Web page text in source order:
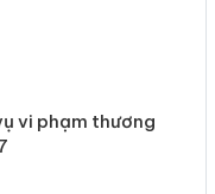
vi phạm thương